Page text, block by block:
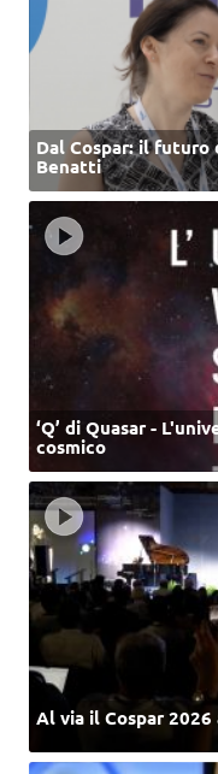
Dal Cospar: il futuro
Benatti
‘Q’ di Quasar -
cosmico
Al via il Cospar 2026